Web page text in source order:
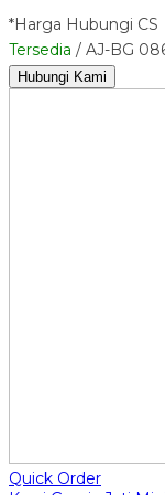
*Harga Hubungi CS
Tersedia / AJ-BG
Hubungi Kami
Quick Order